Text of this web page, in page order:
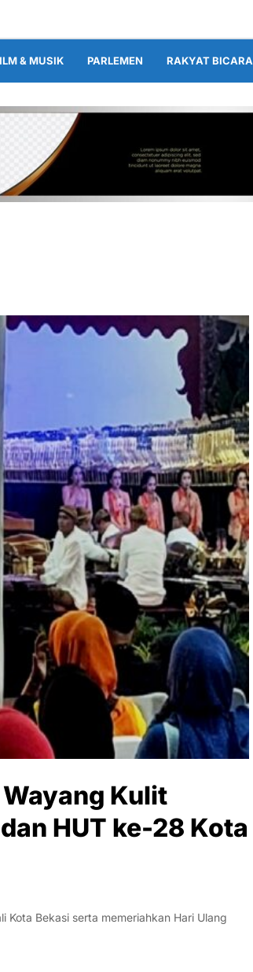
& MUSIK PARLEMEN RAKYAT BICARA
Kulit
HUT ke-28 Kota
Kota Bekasi serta memeriahkan Hari Ulang